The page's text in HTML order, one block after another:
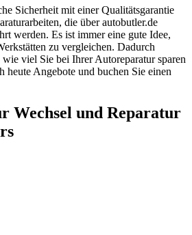
Sicherheit mit einer Qualitätsgarantie
die über autobutler.de
werden. Es ist immer eine gute Idee,
zu vergleichen. Dadurch
viel Sie bei Ihrer Autoreparatur sparen
heute Angebote und buchen Sie einen
Wechsel und Reparatur